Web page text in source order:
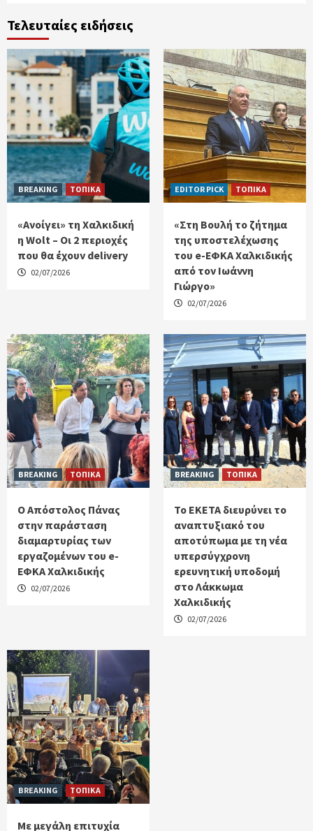
Τελευταίες ειδήσεις
BREAKING ΤΟΠΙΚΑ
«Ανοίγει» τη Χαλκιδική
η Wolt – Οι 2 περιοχές
που θα έχουν delivery
02/07/2026
EDITOR PICK ΤΟΠΙΚΑ
«Στη Βουλή το ζήτημα
της υποστελέχωσης
του e-ΕΦΚΑ Χαλκιδικής
από τον Ιωάννη
Γιώργο»
02/07/2026
BREAKING ΤΟΠΙΚΑ
Ο Απόστολος Πάνας
στην παράσταση
διαμαρτυρίας των
εργαζομένων του e-
ΕΦΚΑ Χαλκιδικής
02/07/2026
BREAKING ΤΟΠΙΚΑ
Το ΕΚΕΤΑ διευρύνει το
αναπτυξιακό του
αποτύπωμα με τη νέα
υπερσύγχρονη
ερευνητική υποδομή
στο Λάκκωμα
Χαλκιδικής
02/07/2026
BREAKING ΤΟΠΙΚΑ
Με μεγάλη επιτυχία